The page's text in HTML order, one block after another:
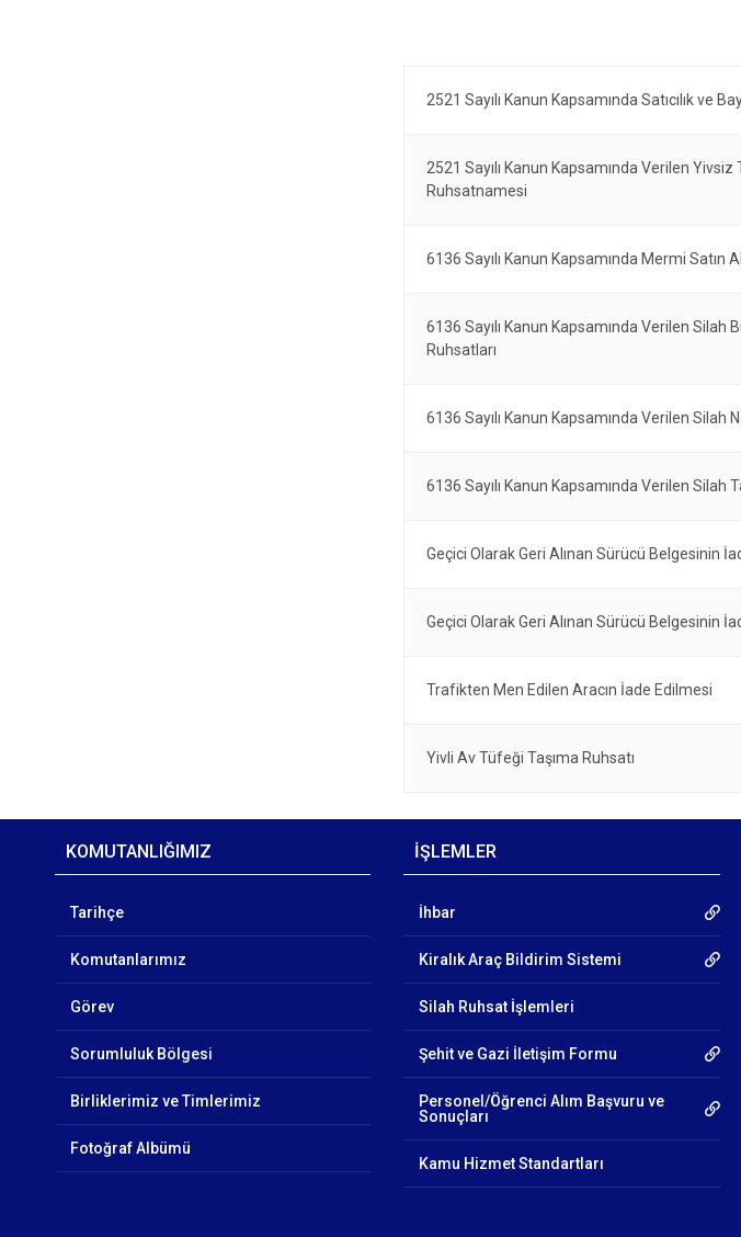
2521 Sayılı Kanun Kapsamında Satıcılık ve
2521 Sayılı Kanun Kapsamında Verilen Yivsiz
Ruhsatnamesi
6136 Sayılı Kanun Kapsamında Mermi Satın
6136 Sayılı Kanun Kapsamında Verilen Silah
Ruhsatları
6136 Sayılı Kanun Kapsamında Verilen Silah
6136 Sayılı Kanun Kapsamında Verilen Silah
Geçici Olarak Geri Alınan Sürücü Belgesinin
Geçici Olarak Geri Alınan Sürücü Belgesinin
Trafikten Men Edilen Aracın İade Edilmesi
Yivli Av Tüfeği Taşıma Ruhsatı
KOMUTANLIĞIMIZ
Tarihçe
Komutanlarımız
Görev
Sorumluluk Bölgesi
Birliklerimiz ve Timlerimiz
Fotoğraf Albümü
İŞLEMLER
İhbar
Kiralık Araç Bildirim Sistemi
Silah Ruhsat İşlemleri
Şehit ve Gazi İletişim Formu
Personel/Öğrenci Alım Başvuru ve
Sonuçları
Kamu Hizmet Standartları